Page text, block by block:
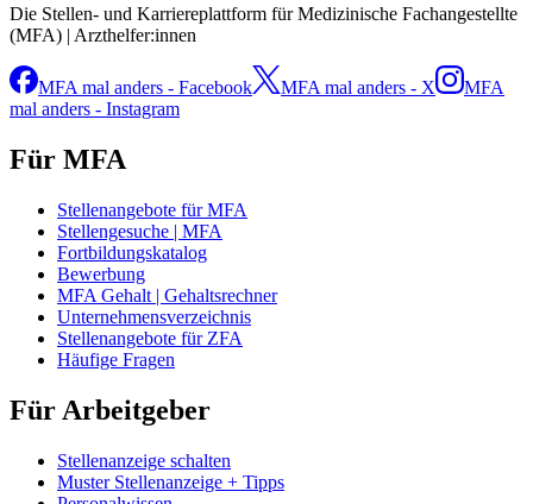
Die Stellen- und Karriereplattform für Medizinische Fachangestellte
(MFA) | Arzthelfer:innen
MFA mal anders - Facebook MFA mal anders - X
MFA
mal anders - Instagram
Für MFA
Stellenangebote für MFA
Stellengesuche | MFA
Fortbildungskatalog
Bewerbung
MFA Gehalt | Gehaltsrechner
Unternehmensverzeichnis
Stellenangebote für ZFA
Häufige Fragen
Für Arbeitgeber
Stellenanzeige schalten
Muster Stellenanzeige + Tipps